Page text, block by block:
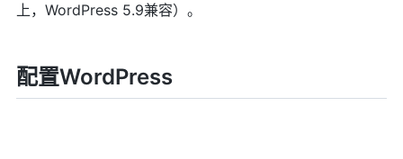
上，WordPress 5.9兼容）。
配置WordPress